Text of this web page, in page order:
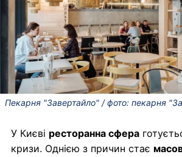
Пекарня "Завертайло" / фото: пекарня
У Києві ресторанна сфера
кризи. Однією з причин стає